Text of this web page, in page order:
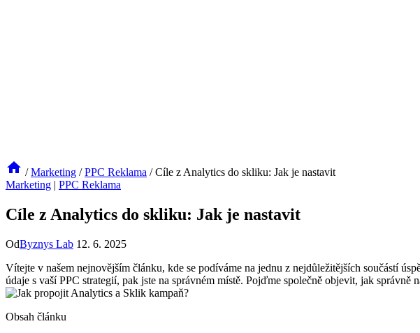
/ Marketing / PPC Reklama / Cíle z Analytics do skliku: Jak je nastavit
Marketing | PPC Reklama
Cíle z Analytics do skliku: Jak je nastavit
OdByznys Lab 12. 6. 2025
Vítejte v našem nejnovějším článku, kde se podíváme na jednu z nejdůležitějších součástí
údaje s vaší PPC strategií, pak jste na správném místě. Pojďme společně objevit, jak
Obsah článku